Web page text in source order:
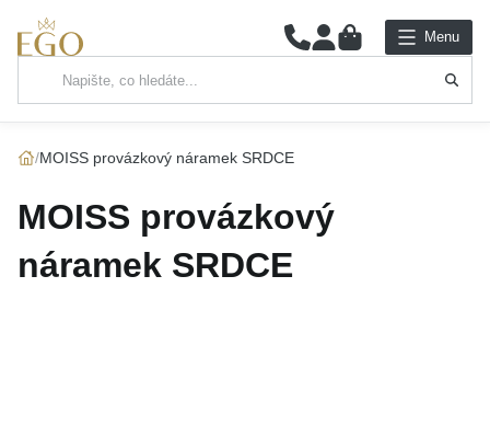
0 Menu
Hlavní kategorie
MOISS provázkový náramek SRDCE
MOISS provázkový
náramek SRDCE